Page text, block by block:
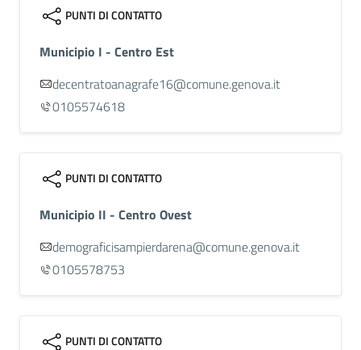
PUNTI DI CONTATTO
Municipio I - Centro Est
decentratoanagrafe16@comune.genova.it
0105574618
PUNTI DI CONTATTO
Municipio II - Centro Ovest
demograficisampierdarena@comune.genova.it
0105578753
PUNTI DI CONTATTO